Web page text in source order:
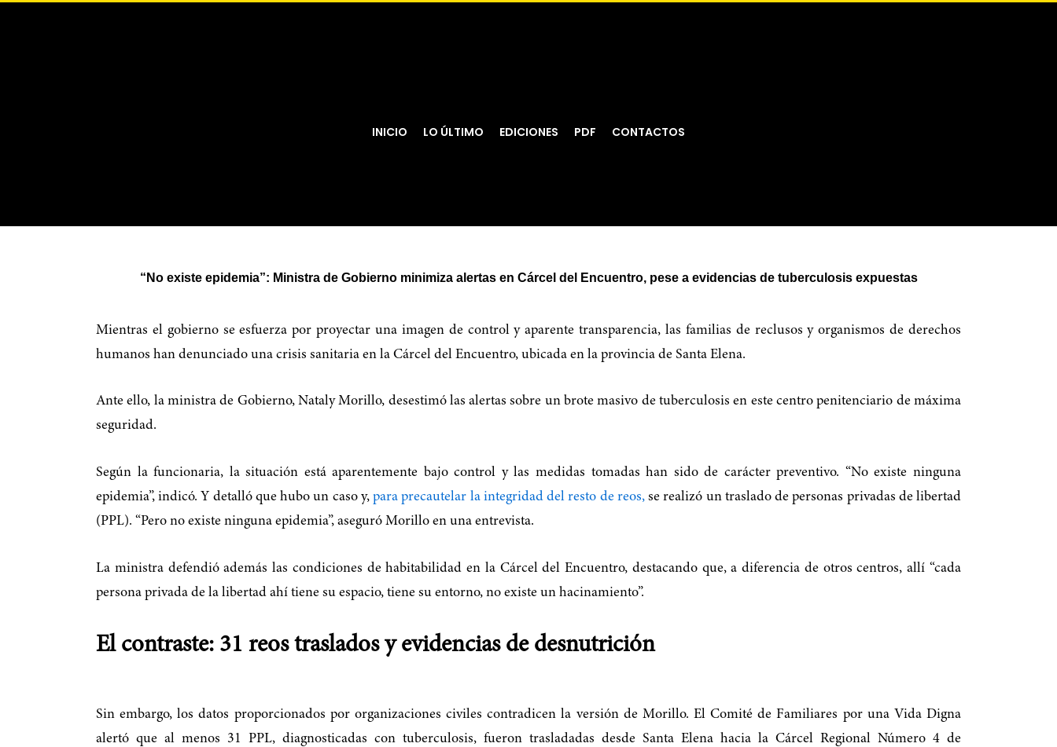
INICIO LO ÚLTIMO EDICIONES PDF CONTACTOS
“No existe epidemia”: Ministra de Gobierno minimiza alertas en Cárcel del Encuentro, pese a evidencias de tuberculosis expuestas
Mientras el gobierno se esfuerza por proyectar una imagen de control y aparente transparencia, las familias de reclusos y organismos de derechos
humanos han denunciado una crisis sanitaria en la Cárcel del Encuentro, ubicada en la provincia de Santa Elena.
Ante ello, la ministra de Gobierno, Nataly Morillo, desestimó las alertas sobre un brote masivo de tuberculosis en este centro penitenciario de máxima
seguridad.
Según la funcionaria, la situación está aparentemente bajo control y las medidas tomadas han sido de carácter preventivo. “No existe ninguna
epidemia”, indicó. Y detalló que hubo un caso y,para precautelar la integridad del resto de reos,se realizó un traslado de personas privadas de libertad
(PPL). “Pero no existe ninguna epidemia”, aseguró Morillo en una entrevista.
La ministra defendió además las condiciones de habitabilidad en la Cárcel del Encuentro, destacando que, a diferencia de otros centros, allí “cada
persona privada de la libertad ahí tiene su espacio, tiene su entorno, no existe un hacinamiento”.
El contraste: 31 reos traslados y evidencias de desnutrición
Sin embargo, los datos proporcionados por organizaciones civiles contradicen la versión de Morillo. El Comité de Familiares por una Vida Digna
alertó que al menos 31 PPL, diagnosticadas con tuberculosis, fueron trasladadas desde Santa Elena hacia la Cárcel Regional Número 4 de